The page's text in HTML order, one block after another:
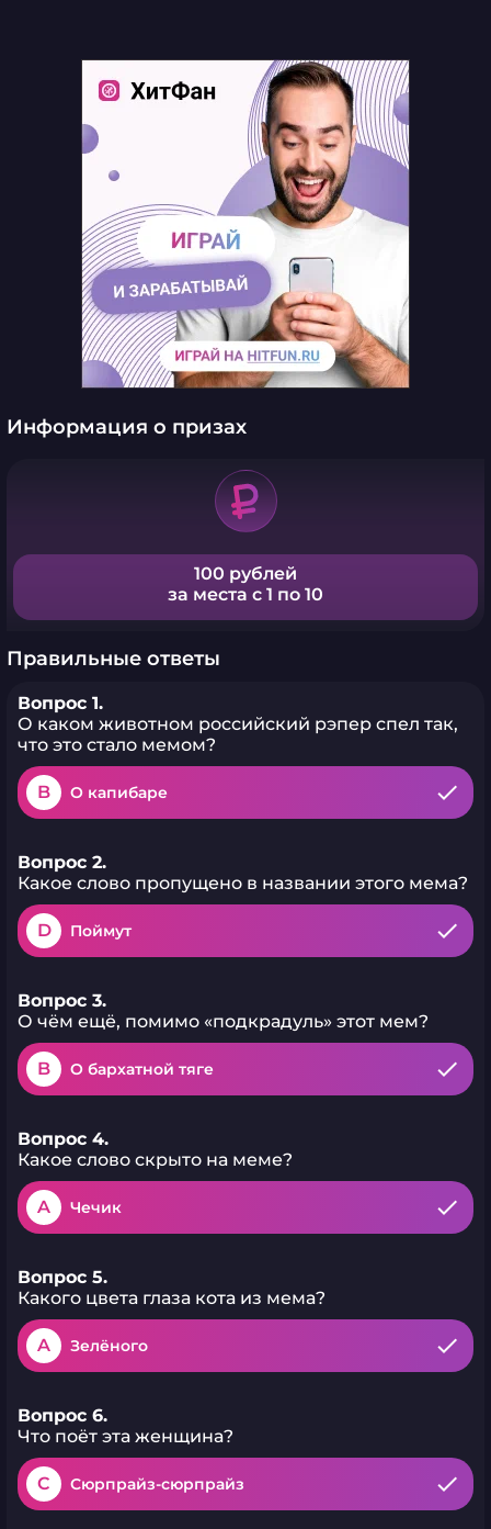
Информация о призах
100 рублей
за места с 1 по 10
Правильные ответы
Вопрос 1.
О каком животном российский рэпер спел так,
что это стало мемом?
B О капибаре
Вопрос 2.
Какое слово пропущено в названии этого мема?
D Поймут
Вопрос 3.
О чём ещё, помимо «подкрадуль» этот мем?
B О бархатной тяге
Вопрос 4.
Какое слово скрыто на меме?
A Чечик
Вопрос 5.
Какого цвета глаза кота из мема?
A Зелёного
Вопрос 6.
Что поёт эта женщина?
C Сюрпрайз-сюрпрайз